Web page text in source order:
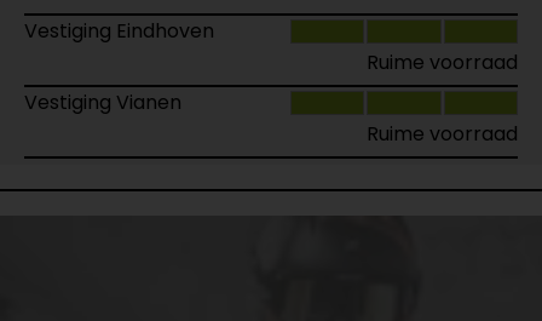
Vestiging Eindhoven
Ruime voorraad
Vestiging Vianen
Ruime voorraad